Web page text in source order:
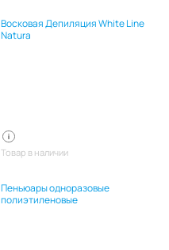
Восковая Депиляция White Line
Natura
Товар в наличии
Пеньюары одноразовые
полиэтиленовые